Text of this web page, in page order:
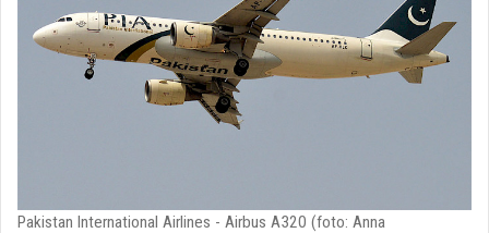
Pakistan International Airlines - Airbus A320 (foto: Anna